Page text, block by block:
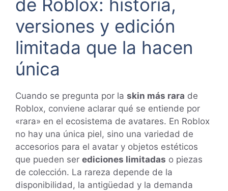
de Roblox: historia,
versiones y edición
limitada que la hacen
única
Cuando se pregunta por la skin más rara de
Roblox, conviene aclarar qué se entiende por
«rara» en el ecosistema de avatares. En Roblox
no hay una única piel, sino una variedad de
accesorios para el avatar y objetos estéticos
que pueden ser ediciones limitadas o piezas
de colección. La rareza depende de la
disponibilidad, la antigüedad y la demanda